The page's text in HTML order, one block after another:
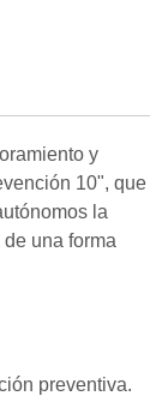
y
10", que
la
una forma
preventiva.